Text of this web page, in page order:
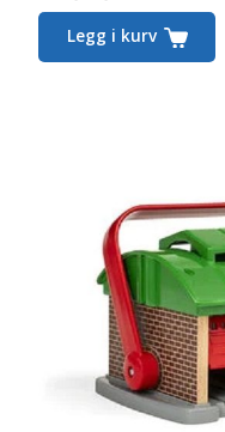
pris
Legg i kurv